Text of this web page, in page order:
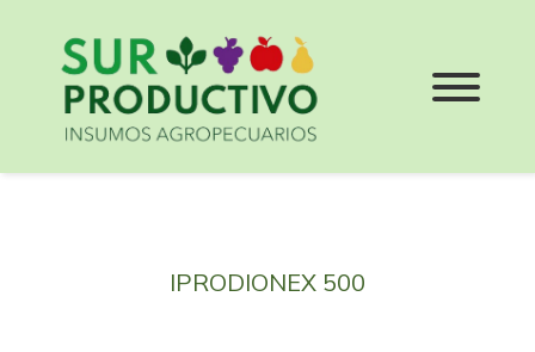
IPRODIONEX 500